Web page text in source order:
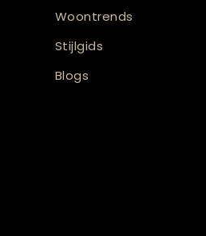
Woontrends
Stijlgids
Blogs